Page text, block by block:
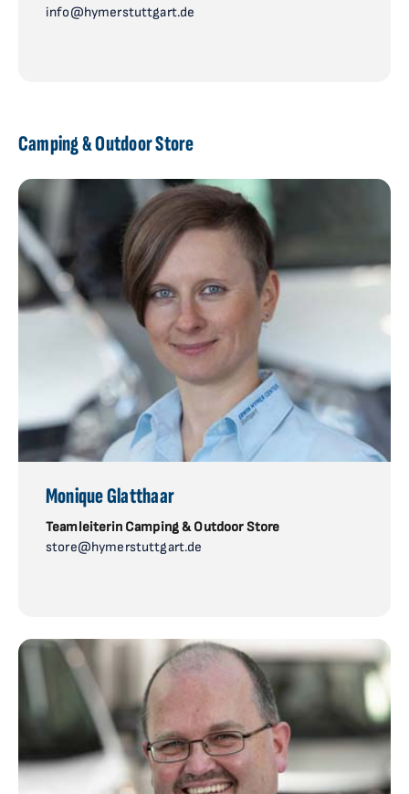
info@hymerstuttgart.de
Camping & Outdoor Store
Monique Glatthaar
Teamleiterin Camping & Outdoor Store
store@hymerstuttgart.de